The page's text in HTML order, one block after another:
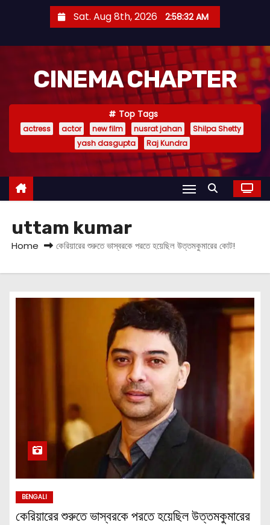
e
Sat. Aug 8th, 2026 2:58:32 AM
CINEMA CHAPTER
Top Tags
actress actor new film nusrat jahan
Shilpa Shetty
yash dasgupta
Raj Kundra
uttam kumar
Home কেরিয়ারের শুরুতে ভাস্বরকে পরতে হয়েছিল উত্তমকুমারের কোট!
BENGALI
কেরিয়ারের শুরুতে ভাস্বরকে পরতে হয়েছিল উত্তমকুমারের